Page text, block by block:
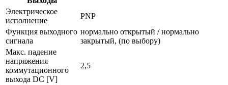
Электрическое
исполнение
PNP
Функция выходного
сигнала
нормально открытый / нормально
закрытый, (по выбору)
Макс. падение
напряжения
коммутационного
выхода DC [V]
2,5